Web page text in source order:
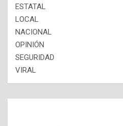
ESTATAL
LOCAL
NACIONAL
OPINIÓN
SEGURIDAD
VIRAL